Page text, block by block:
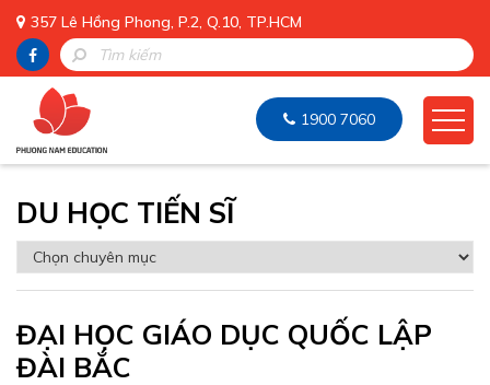
357 Lê Hồng Phong, P.2, Q.10, TP.HCM
1900 7060
DU HỌC TIẾN SĨ
ĐẠI HỌC GIÁO DỤC QUỐC LẬP
ĐÀI BẮC